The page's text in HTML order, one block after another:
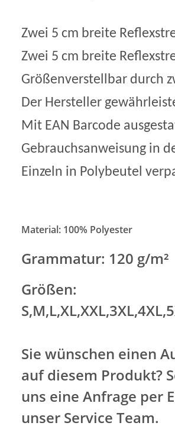
Zwei 5 cm breite
Zwei 5 cm breite
Größenverstellbar durch
Der Hersteller
Mit EAN Barcode
Gebrauchsanweisung in
Einzeln in Polybeutel
Material: 100% Polyester
Grammatur: 120 g/m²
Größen:
Sie wünschen einen
auf diesem Produkt?
uns eine Anfrage per
unser Service Team.